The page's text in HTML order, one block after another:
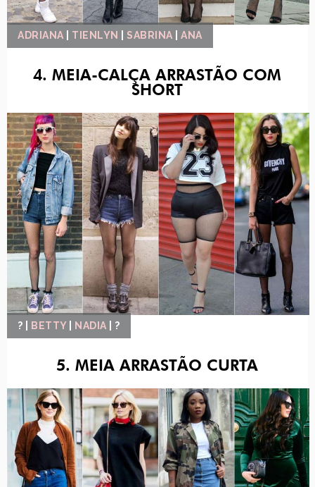
ADRIANA TIENLYN SABRINA |ANA
4. MEIA-CALÇA ARRASTÃO COM
SHORT
? | BETTY| NADIA | ?
5. MEIA ARRASTÃO CURTA